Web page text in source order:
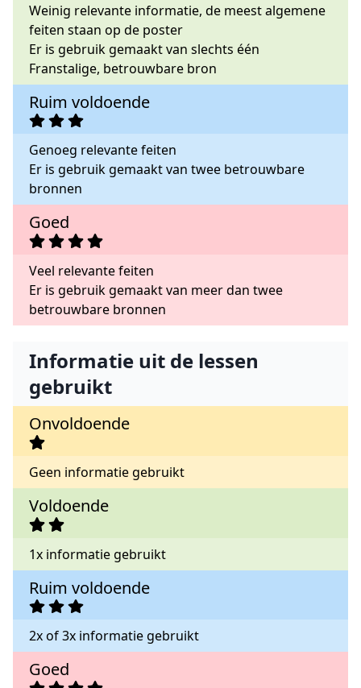
Weinig relevante informatie, de meest algemene
feiten staan op de poster
Er is gebruik gemaakt van slechts één
Franstalige, betrouwbare bron
Ruim voldoende
Genoeg relevante feiten
Er is gebruik gemaakt van twee betrouwbare
bronnen
Goed
Veel relevante feiten
Er is gebruik gemaakt van meer dan twee
betrouwbare bronnen
Informatie uit de lessen
gebruikt
Onvoldoende
Geen informatie gebruikt
Voldoende
1x informatie gebruikt
Ruim voldoende
2x of 3x informatie gebruikt
Goed